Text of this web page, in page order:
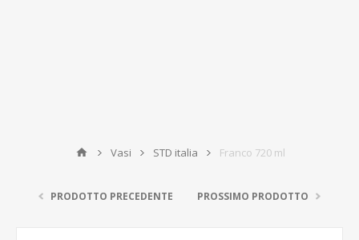
Vasi STD italia Franco 720 ml
PRODOTTO PRECEDENTE PROSSIMO PRODOTTO